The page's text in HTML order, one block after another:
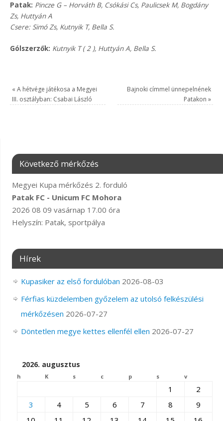
Patak: Pincze G – Horváth B, Csókási Cs, Paulicsek M, Bogdány
Zs, Huttyán A
Csere: Simó Zs, Kutnyik T, Bella S.
Gólszerzők: Kutnyik T ( 2 ), Huttyán A, Bella S.
« A hétvége játékosa a Megyei
III. osztályban: Csabai László
Bajnoki címmel ünnepelnének
Patakon »
Következő mérkőzés
Megyei Kupa mérkőzés 2. forduló
Patak FC - Unicum FC Mohora
2026 08 09 vasárnap 17.00 óra
Helyszín: Patak, sportpálya
Hírek
Kupasiker az első fordulóban 2026-08-03
Férfias küzdelemben győzelem az utolsó felkészülési
mérkőzésen 2026-07-27
Döntetlen megye kettes ellenfél ellen 2026-07-27
2026. augusztus
h K s c p s v
1
2
3
4 5 6 7 8
9